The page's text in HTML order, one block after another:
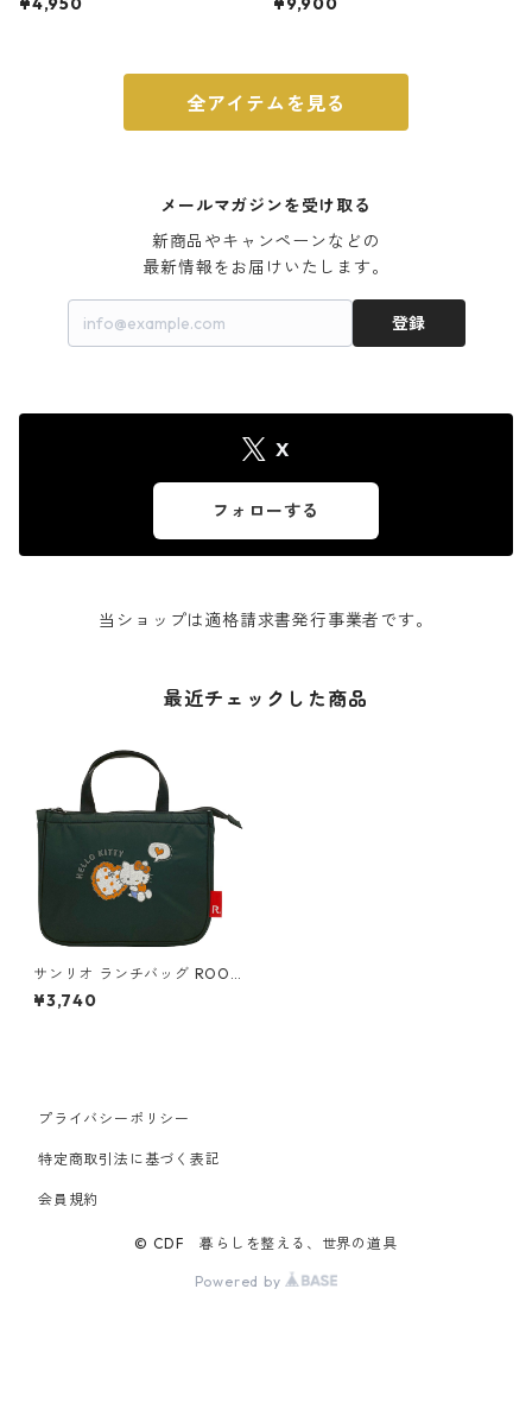
全アイテムを見る
メールマガジンを受け取る
新商品やキャンペーンなどの
最新情報をお届けいたします。
登録
X
フォローする
当ショップは適格請求書発行事業者です。
最近チェックした商品
サンリオ ランチバッグ ROOT
OTE Thermo Keeper DELI 83
62 ルートート IP.サーモキー
¥3,740
プライバシーポリシー
特定商取引法に基づく表記
会員規約
© CDF 暮らしを整える、世界の道具
Powered by